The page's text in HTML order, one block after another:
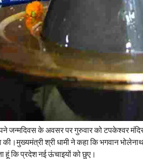
जन्मदिवस के अवसर पर गुरुवार को टपकेश्वर
की।मुख्यमंत्री श्री धामी ने कहा कि भगवान
हूं कि प्रदेश नई ऊंचाइयों को छुए।